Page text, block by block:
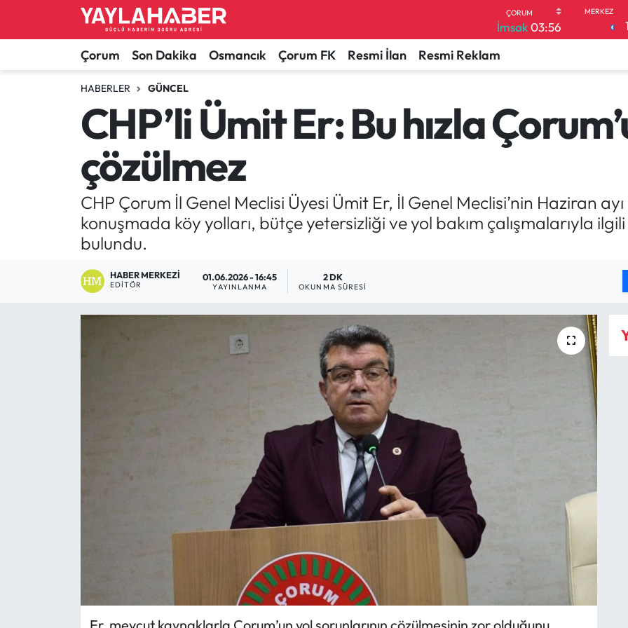
İmsak03:56
Çorum Son Dakika Osmancık Çorum FK Resmi İlan Resmi Reklam
HABERLER GÜNCEL
CHP’li Ümit Er: Bu hızla
çözülmez
CHP Çorum İl Genel Meclisi Üyesi Ümit Er, İl Genel Meclisi’nin Haziran ayı
konuşmada köy yolları, bütçe yetersizliği ve yol bakım çalışmalarıyla
bulundu.
HABER MERKEZI
EDITÖR
01.06.2026 - 16:45
YAYINLANMA
2 DK
OKUNMA SÜRESI
Alaca Haberleri
Bayat Haberleri
Bilgi - Keşfet Haberleri
Bilim ve Teknoloji
Boğazkale Haberleri
Çorum Haberleri
Çorum Son Dakika Haberleri
Çorum Nöbetçi Eczaneler
Çorum Hava Durumu
Çorum Namaz Vakitleri
Çorum Trafik Yoğunluk Haritası
TFF 1.Lig Puan Durumu ve Fikstür
Tüm Manşetler
Son Dakika Haberleri